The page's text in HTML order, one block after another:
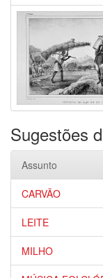
Sugestões
Assunto
CARVÃO
LEITE
MILHO